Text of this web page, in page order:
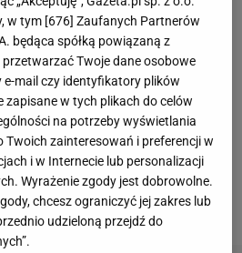
powstania tych ciekawych
starych winnicach.
skrzyń, w których
wino. Dlatego na
dziś napisy i daty, jakby
skrzyń. Panele będą
wnętrzach urządzonych w
w tym [ 676 ] Zaufanych Partnerów
będąca spółką powiązaną z
Twoje dane osobowe
e-mail czy identyfikatory plików
zapisane w tych plikach do celów
na potrzeby wyświetlania
Twoich zainteresowań i preferencji w
i w Internecie lub personalizacji
Wyrażenie zgody jest dobrowolne.
chcesz ograniczyć jej zakres lub
udzieloną przejdź do